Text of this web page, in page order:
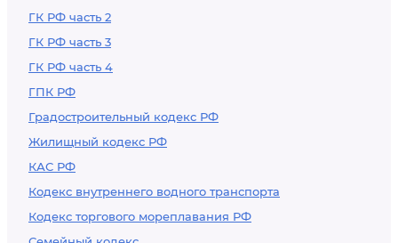
ГК РФ часть 2
ГК РФ часть 3
ГК РФ часть 4
ГПК РФ
Градостроительный кодекс РФ
Жилищный кодекс РФ
КАС РФ
Кодекс внутреннего водного транспорта
Кодекс торгового мореплавания РФ